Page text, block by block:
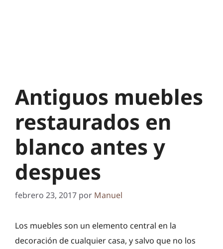
Antiguos muebles
restaurados en
blanco antes y
despues
febrero 23, 2017 por Manuel
Los muebles son un elemento central en la
decoración de cualquier casa, y salvo que no los